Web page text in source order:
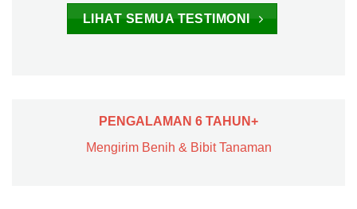
LIHAT SEMUA TESTIMONI
PENGALAMAN 6 TAHUN+
Mengirim Benih & Bibit Tanaman